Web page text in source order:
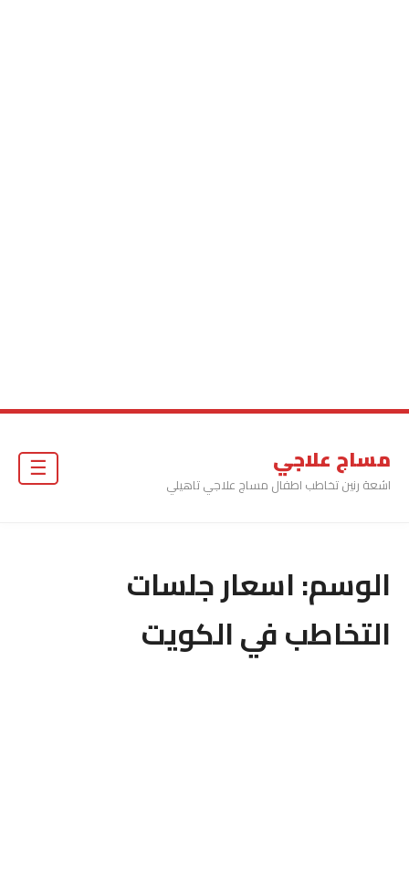
مساج علاجي
اشعة رنين تخاطب اطفال مساج علاجي تاهيلي
الوسم:اسعار جلسات
التخاطب في الكويت